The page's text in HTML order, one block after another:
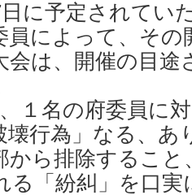
に予定されてい
員によって、その
会は、開催の目
１名の府委員に
壊行為」なる、
から排除するこ
る「紛糾」を口実